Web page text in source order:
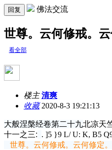
回复 佛法交流
世尊。云何修戒。云
看全部
楼主 清爽
收藏2020-8-3 19:21:13
大般涅槃经卷第二十九北凉天
十一之三: . ]5 }9 L/ U: K, B5
世尊。云何修戒。云何修定。